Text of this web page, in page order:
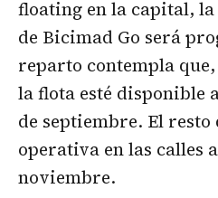
floating en la capital,
de Bicimad Go será
reparto contempla que,
la flota esté disponible
de septiembre. El resto
operativa en las calles
noviembre.